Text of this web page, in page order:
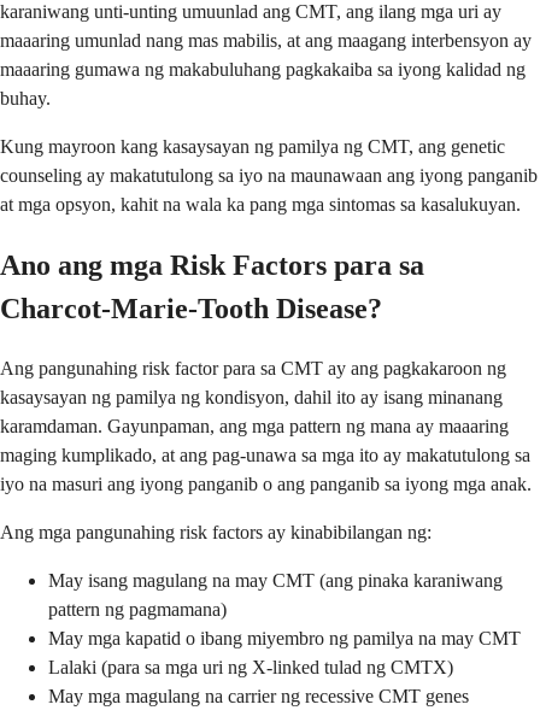
karaniwang unti-unting umuunlad ang CMT, ang ilang mga uri ay
maaaring umunlad nang mas mabilis, at ang maagang interbensyon ay
maaaring gumawa ng makabuluhang pagkakaiba sa iyong kalidad ng
buhay.
Kung mayroon kang kasaysayan ng pamilya ng CMT, ang genetic
counseling ay makatutulong sa iyo na maunawaan ang iyong panganib
at mga opsyon, kahit na wala ka pang mga sintomas sa kasalukuyan.
Ano ang mga Risk Factors para sa
Charcot-Marie-Tooth Disease?
Ang pangunahing risk factor para sa CMT ay ang pagkakaroon ng
kasaysayan ng pamilya ng kondisyon, dahil ito ay isang minanang
karamdaman. Gayunpaman, ang mga pattern ng mana ay maaaring
maging kumplikado, at ang pag-unawa sa mga ito ay makatutulong sa
iyo na masuri ang iyong panganib o ang panganib sa iyong mga anak.
Ang mga pangunahing risk factors ay kinabibilangan ng:
May isang magulang na may CMT (ang pinaka karaniwang
pattern ng pagmamana)
May mga kapatid o ibang miyembro ng pamilya na may CMT
Lalaki (para sa mga uri ng X-linked tulad ng CMTX)
May mga magulang na carrier ng recessive CMT genes